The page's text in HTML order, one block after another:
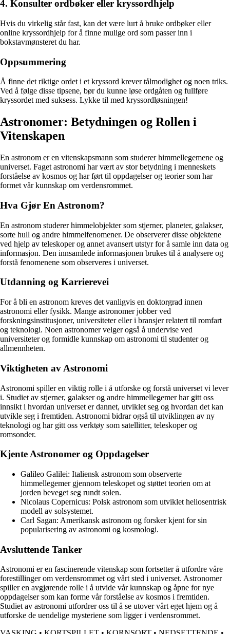
4. Konsulter ordbøker eller kryssordhjelp
Hvis du virkelig står fast, kan det være lurt å bruke ordbøker eller
online kryssordhjelp for å finne mulige ord som passer inn i
bokstavmønsteret du har.
Oppsummering
Å finne det riktige ordet i et kryssord krever tålmodighet og noen triks.
Ved å følge disse tipsene, bør du kunne løse ordgåten og fullføre
kryssordet med suksess. Lykke til med kryssordløsningen!
Astronomer: Betydningen og Rollen i
Vitenskapen
En astronom er en vitenskapsmann som studerer himmellegemene og
universet. Faget astronomi har vært av stor betydning i menneskets
forståelse av kosmos og har ført til oppdagelser og teorier som har
formet vår kunnskap om verdensrommet.
Hva Gjør En Astronom?
En astronom studerer himmelobjekter som stjerner, planeter, galakser,
sorte hull og andre himmelfenomener. De observerer disse objektene
ved hjelp av teleskoper og annet avansert utstyr for å samle inn data og
informasjon. Den innsamlede informasjonen brukes til å analysere og
forstå fenomenene som observeres i universet.
Utdanning og Karrierevei
For å bli en astronom kreves det vanligvis en doktorgrad innen
astronomi eller fysikk. Mange astronomer jobber ved
forskningsinstitusjoner, universiteter eller i bransjer relatert til romfart
og teknologi. Noen astronomer velger også å undervise ved
universiteter og formidle kunnskap om astronomi til studenter og
allmennheten.
Viktigheten av Astronomi
Astronomi spiller en viktig rolle i å utforske og forstå universet vi lever
i. Studiet av stjerner, galakser og andre himmellegemer har gitt oss
innsikt i hvordan universet er dannet, utviklet seg og hvordan det kan
utvikle seg i fremtiden. Astronomi bidrar også til utviklingen av ny
teknologi og har gitt oss verktøy som satellitter, teleskoper og
romsonder.
Kjente Astronomer og Oppdagelser
Galileo Galilei: Italiensk astronom som observerte
himmellegemer gjennom teleskopet og støttet teorien om at
jorden beveget seg rundt solen.
Nicolaus Copernicus: Polsk astronom som utviklet heliosentrisk
modell av solsystemet.
Carl Sagan: Amerikansk astronom og forsker kjent for sin
popularisering av astronomi og kosmologi.
Avsluttende Tanker
Astronomi er en fascinerende vitenskap som fortsetter å utfordre våre
forestillinger om verdensrommet og vårt sted i universet. Astronomer
spiller en avgjørende rolle i å utvide vår kunnskap og åpne for nye
oppdagelser som kan forme vår forståelse av kosmos i fremtiden.
Studiet av astronomi utfordrer oss til å se utover vårt eget hjem og å
utforske de uendelige mysteriene som ligger i verdensrommet.